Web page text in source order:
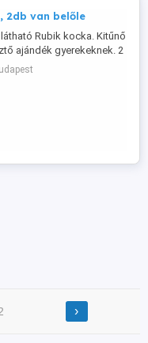
2db van belőle
Rubik kocka. Kitűnő
ajándék gyerekeknek. 2
már szinte sehol nem
›